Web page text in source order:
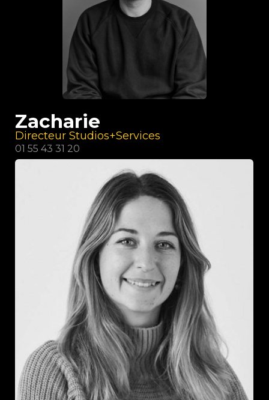
Zacharie
Directeur Studios+Services
01 55 43 31 20